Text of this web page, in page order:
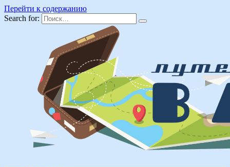
Перейти к содержанию
Search for: